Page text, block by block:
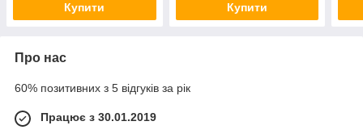
Купити Купити
Про нас
60% позитивних з 5 відгуків за рік
Працює з 30.01.2019